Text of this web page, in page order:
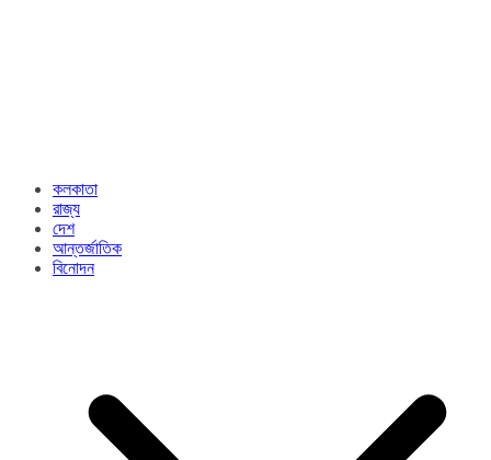
কলকাতা
রাজ্য​
দেশ
আন্তর্জাতিক
বিনোদন